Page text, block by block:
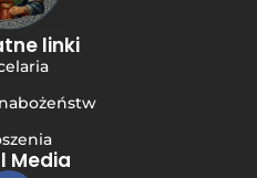
linki
Media